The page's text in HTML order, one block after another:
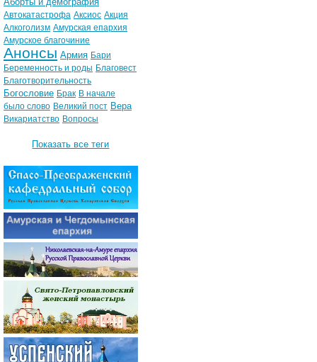
Автокатастрофа Аксиос Акция
Алкоголизм Амурская епархия
Амурское благочиние
Анонсы Армия Бари
Беременность и роды Благовест
Благотворительность
Богословие Брак В начале
было слово Великий пост Вера
Викариатство Вопросы
Показать все теги